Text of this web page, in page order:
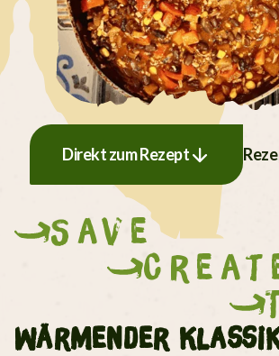
Direkt zum Rezept
Save
Wärmender